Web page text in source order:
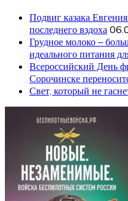
Подвиг казака
последнего вздоха
Грудное молоко –
идеального питания
Всероссийский День
Сорочинске
Свет, который не